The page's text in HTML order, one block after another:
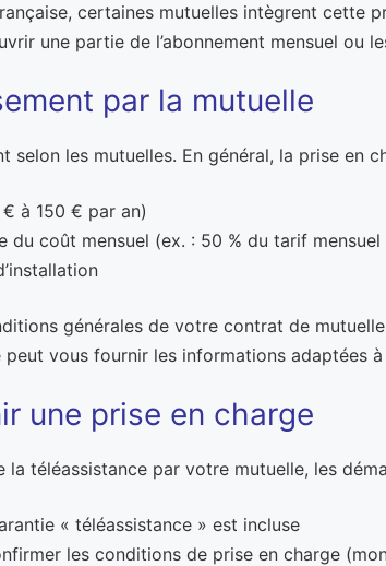
certaines mutuelles intègrent cette
une partie de l’abonnement mensuel ou
par la mutuelle
les mutuelles. En général, la prise en
à 150 € par an)
du coût mensuel (ex. : 50 % du tarif
générales de votre contrat de
vous fournir les informations adaptées
une prise en charge
la téléassistance par votre mutuelle, les
« téléassistance » est incluse
les conditions de prise en charge